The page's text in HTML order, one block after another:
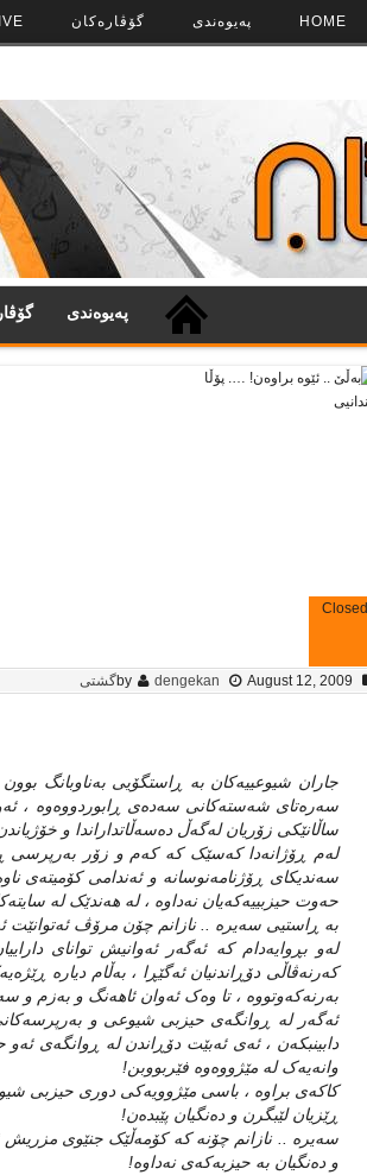
گۆڤاره‌کان په‌‌یوه‌ندی HOME
په‌‌یوه‌ندی
Closed
by dengekan August 12, 2009 گشتی
جاران شیوعییه‌کان به‌ ڕاستگۆیی به‌ناوبانگ
سه‌ره‌تای شه‌سته‌کانی سه‌ده‌ی ڕابوردووه‌وه‌ ، ئه‌و
ساڵانێکی زۆریان له‌گه‌ڵ ده‌سه‌ڵاتداراندا و
له‌م ڕۆژانه‌دا که‌سێک که‌ که‌م و زۆر به‌رپرسی
سه‌ندیکای ڕۆژنامه‌نوسانه‌ و ئه‌ندامی کۆمیته‌ی
حه‌وت حیزبییه‌که‌یان نه‌داوه‌ ، له‌ هه‌ندێک له‌
به‌ ڕاستیی سه‌یره‌ .. نازانم چۆن مرۆڤ ئه‌توانێت
له‌و بڕوایه‌دام که‌ ئه‌گه‌ر ئه‌وانیش توانای
که‌رنه‌ڤاڵی دۆڕاندنیان ئه‌گێڕا ، به‌ڵام دیاره‌
به‌رنه‌که‌وتووه‌ ، تا وه‌ک ئه‌وان ئاهه‌نگ و به‌زم و
ئه‌گه‌ر له‌ ڕوانگه‌ی حیزبی شیوعی و
دابینبکه‌ن ، ئه‌ی ئه‌بێت دۆڕاندن له‌ ڕوانگه‌ی
وانه‌یه‌ک له‌ مێژووه‌وه‌ فێربووبن!
کاکه‌ی براوه‌ ، باسی مێژوویه‌کی دوری حیزبی
ڕێزیان لێبگرن و ده‌نگیان پێبده‌ن!
سه‌یره‌ .. نازانم چۆنه‌ که‌ کۆمه‌ڵێک جنێوی مزریش
و ده‌نگیان به‌ حیزبه‌که‌ی نه‌داوه‌!